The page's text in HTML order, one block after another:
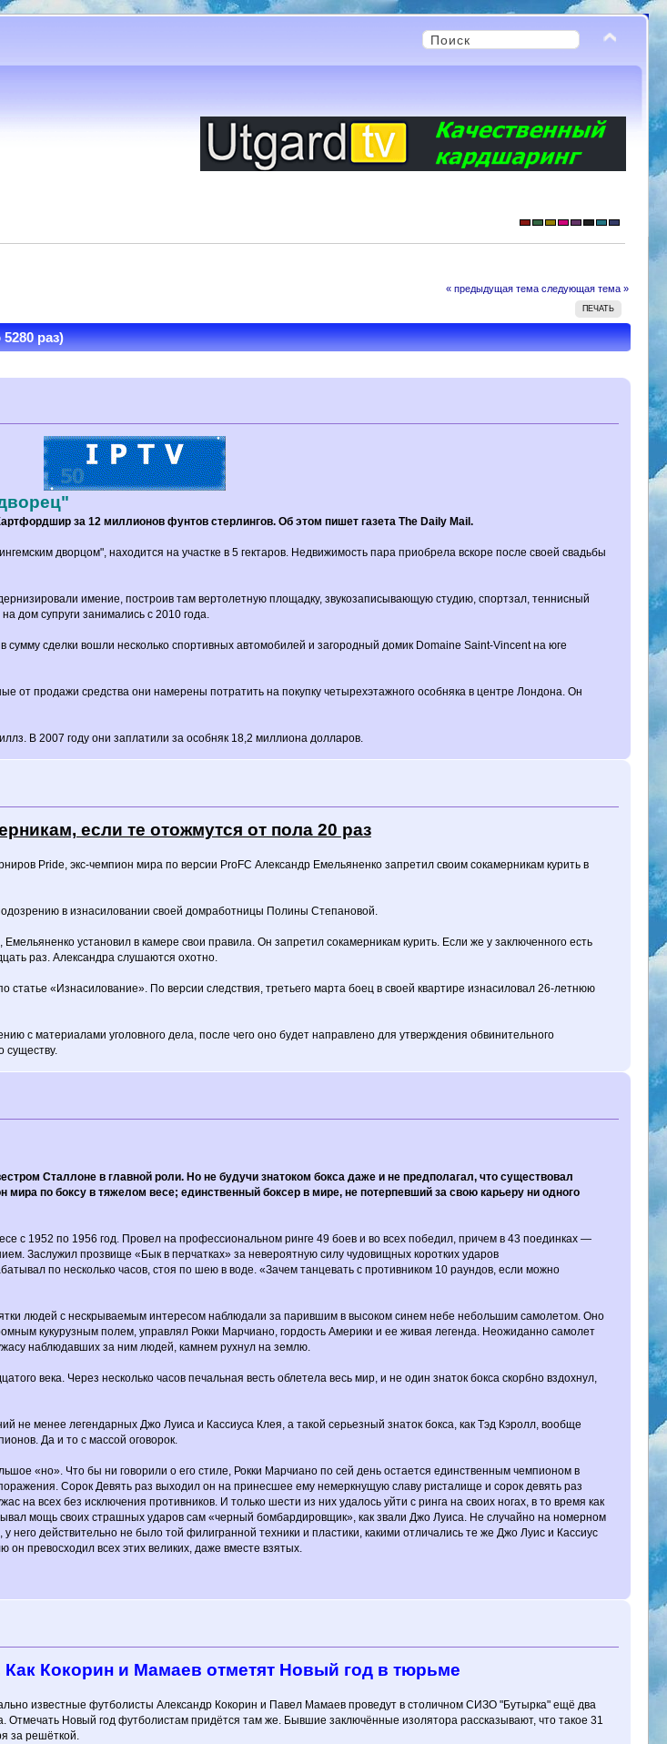
« предыдущая тема следующая тема »
ПЕЧАТЬ
раз)
за 12 миллионов фунтов стерлингов. Об этом пишет газета The Daily Mail.
дворцом", находится на участке в 5 гектаров. Недвижимость пара приобрела вскоре после своей свадьбы
имение, построив там вертолетную площадку, звукозаписывающую студию, спортзал, теннисный
дом супруги занимались с 2010 года.
сумму сделки вошли несколько спортивных автомобилей и загородный домик Domaine Saint-Vincent на юге
от продажи средства они намерены потратить на покупку четырехэтажного особняка в центре Лондона. Он
В 2007 году они заплатили за особняк 18,2 миллиона долларов.
если те отожмутся от пола 20 раз
Pride, экс-чемпион мира по версии ProFC Александр Емельяненко запретил своим сокамерникам курить в
в изнасиловании своей домработницы Полины Степановой.
установил в камере свои правила. Он запретил сокамерникам курить. Если же у заключенного есть
раз. Александра слушаются охотно.
«Изнасилование». По версии следствия, третьего марта боец в своей квартире изнасиловал 26-летнюю
с материалами уголовного дела, после чего оно будет направлено для утверждения обвинительного
существу.
Сталлоне в главной роли. Но не будучи знатоком бокса даже и не предполагал, что существовал
по боксу в тяжелом весе; единственный боксер в мире, не потерпевший за свою карьеру ни одного
с 1952 по 1956 год. Провел на профессиональном ринге 49 боев и во всех победил, причем в 43 поединках —
Заслужил прозвище «Бык в перчатках» за невероятную силу чудовищных коротких ударов
по несколько часов, стоя по шею в воде. «Зачем танцевать с противником 10 раундов, если можно
людей с нескрываемым интересом наблюдали за парившим в высоком синем небе небольшим самолетом. Оно
кукурузным полем, управлял Рокки Марчиано, гордость Америки и ее живая легенда. Неожиданно самолет
наблюдавших за ним людей, камнем рухнул на землю.
века. Через несколько часов печальная весть облетела весь мир, и не один знаток бокса скорбно вздохнул,
не менее легендарных Джо Луиса и Кассиуса Клея, а такой серьезный знаток бокса, как Тэд Кэролл, вообще
Да и то с массой оговорок.
«но». Что бы ни говорили о его стиле, Рокки Марчиано по сей день остается единственным чемпионом в
Сорок Девять раз выходил он на принесшее ему немеркнущую славу ристалище и сорок девять раз
на всех без исключения противников. И только шести из них удалось уйти с ринга на своих ногах, в то время как
мощь своих страшных ударов сам «черный бомбардировщик», как звали Джо Луиса. Не случайно на номерном
действительно не было той филигранной техники и пластики, какими отличались те же Джо Луис и Кассиус
превосходил всех этих великих, даже вместе взятых.
Кокорин и Мамаев отметят Новый год в тюрьме
известные футболисты Александр Кокорин и Павел Мамаев проведут в столичном СИЗО "Бутырка" ещё два
Отмечать Новый год футболистам придётся там же. Бывшие заключённые изолятора рассказывают, что такое 31
за решёткой.